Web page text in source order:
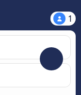
1